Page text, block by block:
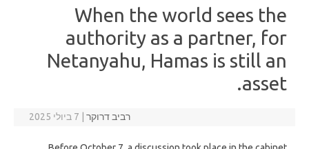
When the world sees the
authority as a partner, for
Netanyahu, Hamas is still an
asset.
רביב דרוקר 7 ביולי 2025